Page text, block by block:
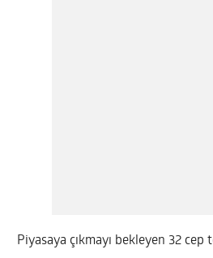
Piyasaya çıkmayı bekleyen 32